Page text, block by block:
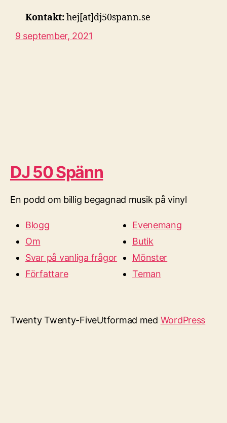
Kontakt:hej[at]dj50spann.se
9 september, 2021
DJ 50 Spänn
En podd om billig begagnad musik på vinyl
Blogg
Om
Svar på vanliga frågor
Författare
Evenemang
Butik
Mönster
Teman
Twenty Twenty-FiveUtformad med WordPress